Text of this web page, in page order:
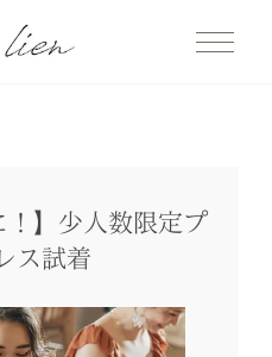
！】少人数限定プ
ス試着